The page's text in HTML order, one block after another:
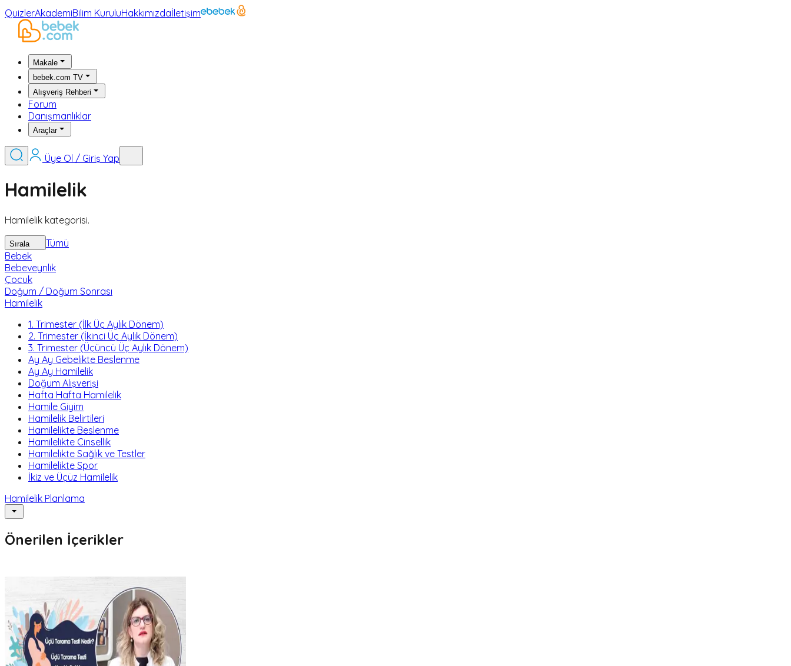
QuizlerAkademiBilim KuruluHakkımızdaİletişim
Makale
bebek.com TV
Alışveriş Rehberi
Forum
Danışmanlıklar
Araçlar
Üye Ol / Giriş Yap
Hamilelik
Hamilelik kategorisi.
Sırala
Tümü
Bebek
Bebeveynlik
Çocuk
Doğum / Doğum Sonrası
Hamilelik
1. Trimester (İlk Üç Aylık Dönem)
2. Trimester (İkinci Üç Aylık Dönem)
3. Trimester (Üçüncü Üç Aylık Dönem)
Ay Ay Gebelikte Beslenme
Ay Ay Hamilelik
Doğum Alışverişi
Hafta Hafta Hamilelik
Hamile Giyim
Hamilelik Belirtileri
Hamilelikte Beslenme
Hamilelikte Cinsellik
Hamilelikte Sağlık ve Testler
Hamilelikte Spor
İkiz ve Üçüz Hamilelik
Hamilelik Planlama
Önerilen İçerikler